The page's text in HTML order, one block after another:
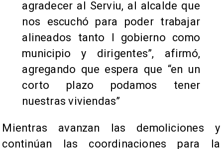
agradecer al Serviu, al alcalde que
nos escuchó para poder trabajar
alineados tanto l gobierno como
municipio y dirigentes”, afirmó,
agregando que espera que “en un
corto plazo podamos tener
nuestras viviendas”
Mientras avanzan las demoliciones y
continúan las coordinaciones para la